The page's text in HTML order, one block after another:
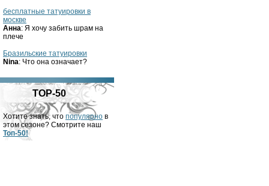
бесплатные татуировки в
москве
Анна: Я хочу забить шрам на
плече
Бразильские татуировки
Nina: Что она означает?
TOP-50
Хотите знать, что популярно в
этом сезоне? Смотрите наш
Топ-50!